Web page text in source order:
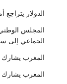
الدولار يتراجع أمام
المجلس الوطني
الجماعي إلى
المغرب يشارك بـ120 رياضيا في دورة
المغرب يشارك بـ120 رياضيا في دورة